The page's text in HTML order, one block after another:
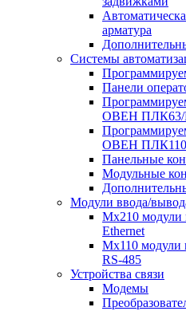
арматура
Системы
Панели
ОВЕН
ОВЕН
Панельные
Модульные
Модули ввода/
Мх210 модули
Ethernet
Мх110 модули
RS-485
Устройства связи
Модемы